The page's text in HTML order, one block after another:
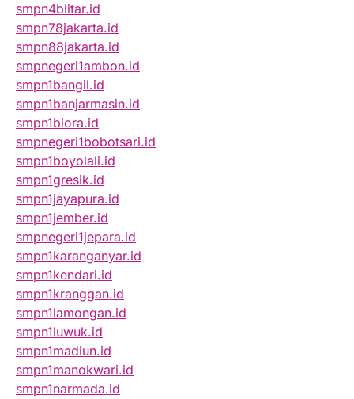
smpn4blitar.id
smpn78jakarta.id
smpn88jakarta.id
smpnegeri1ambon.id
smpn1bangil.id
smpn1banjarmasin.id
smpn1biora.id
smpnegeri1bobotsari.id
smpn1boyolali.id
smpn1gresik.id
smpn1jayapura.id
smpn1jember.id
smpnegeri1jepara.id
smpn1karanganyar.id
smpn1kendari.id
smpn1kranggan.id
smpn1lamongan.id
smpn1luwuk.id
smpn1madiun.id
smpn1manokwari.id
smpn1narmada.id